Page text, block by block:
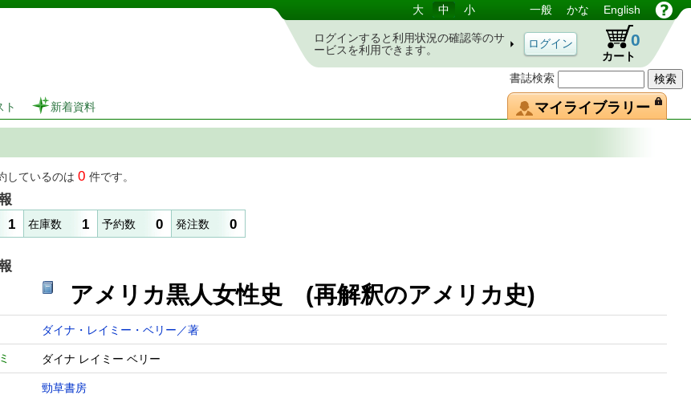
書館 蔵書検索・予約システム
書誌検索
大 中 小 一般 かな English
ログインすると利用状況の確認等のサ
ービスを利用できます。
カート
0
ト 新着資料 マイライブラリー
しているのは 0 件です。
1 在庫数 1 予約数 0 発注数 0
アメリカ黒人女性史 (再解釈のアメリカ史)
ダイナ・レイミー・ベリー／著
ダイナ レイミー ベリー
勁草書房